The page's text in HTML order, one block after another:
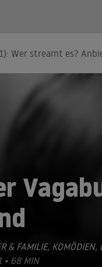
Wer streamt es?
& FAMILIE, KOMÖDIEN,
• 68 MIN